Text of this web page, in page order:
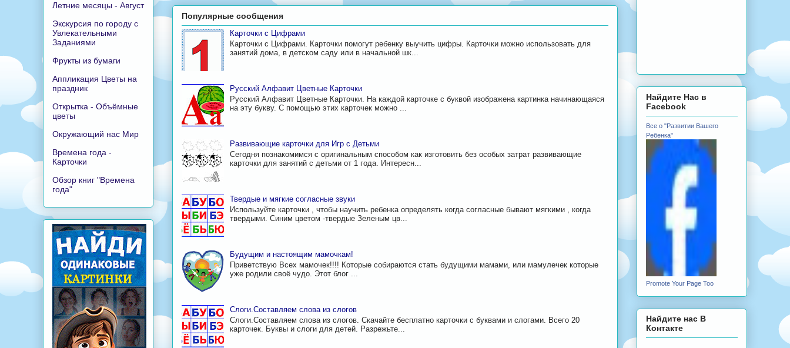
Популярные сообщения
Карточки с Цифрами
Карточки с Цифрами. Карточки помогут ребенку выучить цифры. Карточки можно использовать для
занятий дома, в детском саду или в начальной шк...
Русский Алфавит Цветные Карточки
Русский Алфавит Цветные Карточки. На каждой карточке с буквой изображена картинка начинающаяся
на эту букву. С помощью этих карточек можно ...
Развивающие карточки для Игр с Детьми
Сегодня познакомимся с оригинальным способом как изготовить без особых затрат развивающие
карточки для занятий с детьми от 1 года. Интересн...
Твердые и мягкие согласные звуки
Используйте карточки , чтобы научить ребенка определять когда согласные бывают мягкими , когда
твердыми. Синим цветом -твердые Зеленым цв...
Будущим и настоящим мамочкам!
Приветствую Всех мамочек!!!! Которые собираются стать будущими мамами, или мамулечек которые
уже родили своё чудо. Этот блог ...
Слоги.Составляем слова из слогов
Слоги.Составляем слова из слогов. Скачайте бесплатно карточки с буквами и слогами. Всего 20
карточек. Буквы и слоги для детей. Разрежьте...
Летние месяцы - Август
Экскурсия по городу с
Увлекательными
Заданиями
Фрукты из бумаги
Аппликация Цветы на
праздник
Открытка - Объёмные
цветы
Окружающий нас Мир
Времена года -
Карточки
Обзор книг "Времена
года"
Найдите Нас в
Facebook
Все о "Развитии Вашего
Ребенка"
Promote Your Page Too
Найдите нас В
Контакте